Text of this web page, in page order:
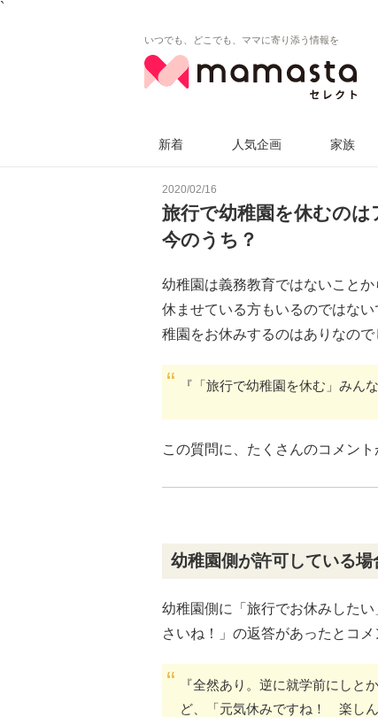
`
いつでも、どこでも、ママに寄り添う情報を
新着 人気企画 家族
2020/02/16
旅行で幼稚園を休むの
今のうち？
幼稚園は義務教育ではないこと
休ませている方もいるのではな
稚園をお休みするのはありなので
『「旅行で幼稚園を休む」みん
この質問に、たくさんのコメン
幼稚園側が許可している場
幼稚園側に「旅行でお休みした
さいね！」の返答があったとコ
『全然あり。逆に就学前にしと
ど、「元気休みですね！ 楽し